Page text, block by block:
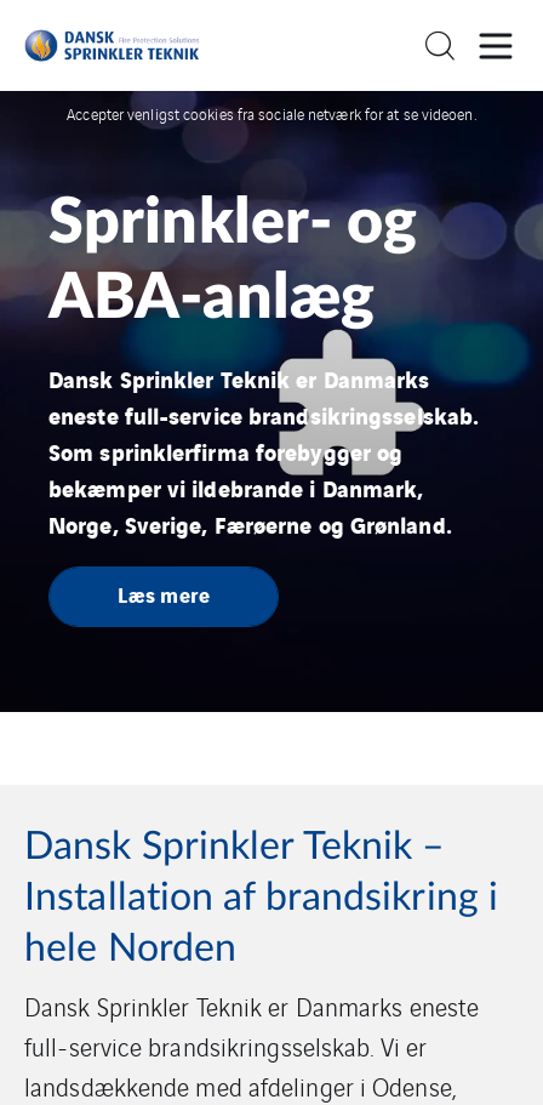
Accepter venligst cookies fra sociale netværk for at se videoen.
Sprinkler- og
ABA-anlæg
Dansk Sprinkler Teknik er Danmarks
eneste full-service brandsikringsselskab.
Som sprinklerfirma forebygger og
bekæmper vi ildebrande i Danmark,
Norge, Sverige, Færøerne og Grønland.
Læs mere
Dansk Sprinkler Teknik –
Installation af brandsikring i
hele Norden
Dansk Sprinkler Teknik er Danmarks eneste
full-service brandsikringsselskab. Vi er
landsdækkende med afdelinger i Odense,